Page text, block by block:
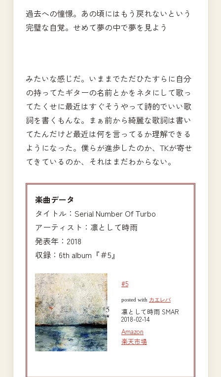
過去への憧憬。あの頃にはもう戻れないという
完璧な自覚。せめて夢の中で夢を見よう
みたいな感じだ。いままでただひたすらに自分
の持ってたギターの名前とかをネタにして歌っ
てたくせに最近はすぐそうやって詩的でいい歌
詞を書くもんな。まぁ前から綺麗な歌詞は書い
てたんだけど最近は何を言ってるか理解できる
ようになった。僕らが進歩したのか、TKが寄せ
てきているのか、それはまだわからない。
楽曲データ
タイトル：Serial Number Of Turbo
アーティスト：凛として時雨
発表年：2018
収録：6th album『＃5』
#5
posted with カエレバ
凛として時雨 SMAR
2018-02-14
Amazon
楽天市場